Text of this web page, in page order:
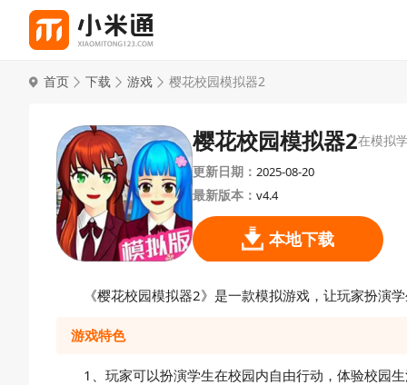
首页 下载 游戏 樱花校园模拟器2
樱花校园模拟器2在模拟
更新日期： 2025-08-20
最新版本： v4.4
本地下载
《樱花校园模拟器2》是一款模拟游戏，让玩家扮
游戏特色
1、玩家可以扮演学生在校园内自由行动，体验校园